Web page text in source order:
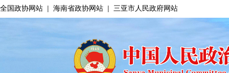
全国政协网站 | 海南省政协网站 | 三亚市人民政府网站